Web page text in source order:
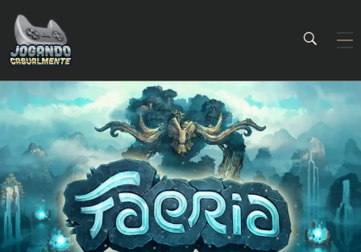
Jogando Casualmente